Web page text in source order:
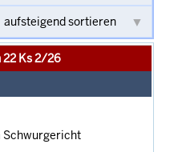
22 Ks 2/26
Schwurgericht